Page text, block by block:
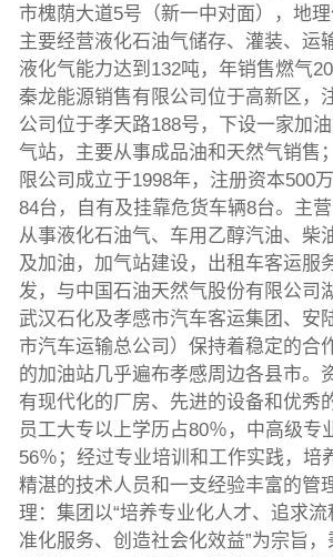
市槐荫大道5号（新一中对面），地理
主要经营液化石油气储存、灌装、运
液化气能力达到132吨，年销售燃气
秦龙能源销售有限公司位于高新区，
公司位于孝天路188号，下设一家加
气站，主要从事成品油和天然气销售
限公司成立于1998年，注册资本500
84台，自有及挂靠危货车辆8台。主
从事液化石油气、车用乙醇汽油、柴
及加油，加气站建设，出租车客运服
发，与中国石油天然气股份有限公司
武汉石化及孝感市汽车客运集团、安
市汽车运输总公司）保持着稳定的合
的加油站几乎遍布孝感周边各县市。
有现代化的厂房、先进的设备和优秀
员工大专以上学历占80％，中高级专
56％；经过专业培训和工作实践，培
精湛的技术人员和一支经验丰富的管
理：集团以“培养专业化人才、追求
准化服务、创造社会化效益”为宗旨，